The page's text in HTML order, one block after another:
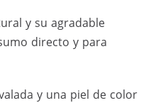
y su agradable
directo y para
y una piel de color